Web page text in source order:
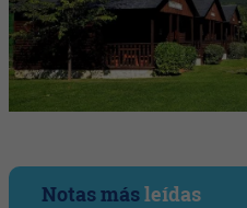
Notas másleídas